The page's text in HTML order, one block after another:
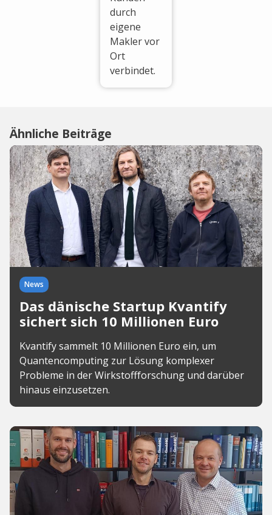
durch
eigene
Makler vor
Ort
verbindet.
Ähnliche Beiträge
News
Das dänische Startup Kvantify
sichert sich 10 Millionen Euro
Kvantify sammelt 10 Millionen Euro ein, um
Quantencomputing zur Lösung komplexer
Probleme in der Wirkstoffforschung und darüber
hinaus einzusetzen.